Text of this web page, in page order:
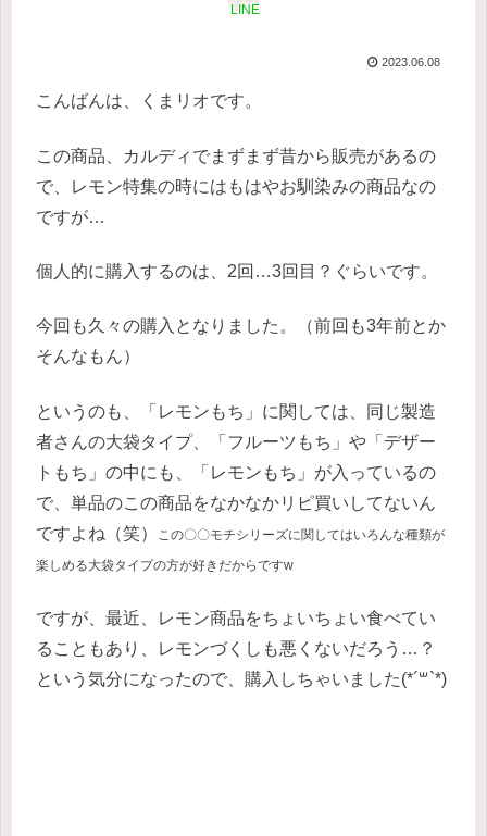
LINE
2023.06.08
こんばんは、くまリオです。
この商品、カルディでまずまず昔から販売があるの
で、レモン特集の時にはもはやお馴染みの商品なの
ですが…
個人的に購入するのは、2回…3回目？ぐらいです。
今回も久々の購入となりました。（前回も3年前とか
そんなもん）
というのも、「レモンもち」に関しては、同じ製造
者さんの大袋タイプ、「フルーツもち」や「デザー
トもち」の中にも、「レモンもち」が入っているの
で、単品のこの商品をなかなかリピ買いしてないん
ですよね（笑）
この〇〇モチシリーズに関してはいろんな種類が
楽しめる大袋タイプの方が好きだからですw
ですが、最近、レモン商品をちょいちょい食べてい
ることもあり、レモンづくしも悪くないだろう…？
という気分になったので、購入しちゃいました(*´꒳`*)